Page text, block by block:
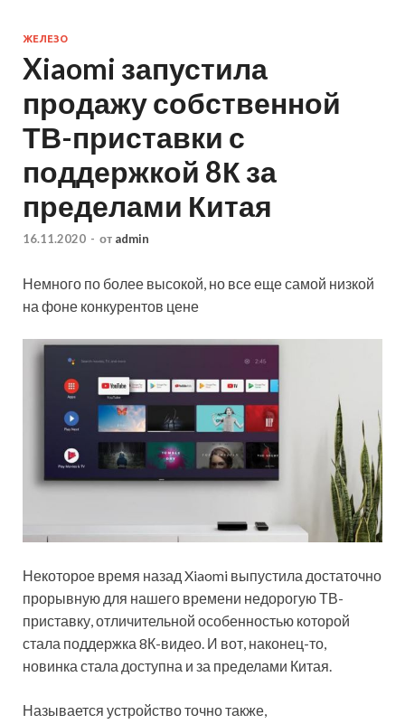
ЖЕЛЕЗО
Xiaomi запустила
продажу собственной
ТВ-приставки с
поддержкой 8К за
пределами Китая
16.11.2020 - от admin
Немного по более высокой, но все еще самой низкой
на фоне конкурентов цене
Некоторое время назад Xiaomi выпустила достаточно
прорывную для нашего времени недорогую ТВ-
приставку, отличительной особенностью которой
стала поддержка 8К-видео. И вот, наконец-то,
новинка стала доступна и за пределами Китая.
Называется устройство точно также,